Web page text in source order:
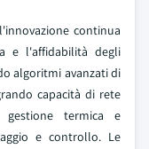
continua
e l'affidabilità degli
algoritmi avanzati di
capacità di rete
termica e
e controllo. Le